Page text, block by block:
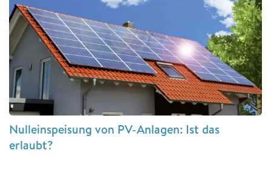
Nulleinspeisung von PV-Anlagen: Ist das
erlaubt?